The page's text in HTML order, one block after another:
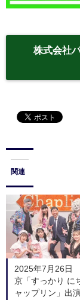
株式会社
関連
2025年7月26日
京「すっかり に
ャップリン」出